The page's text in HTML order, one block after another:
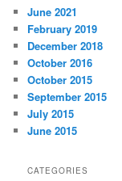
June 2021
February 2019
December 2018
October 2016
October 2015
September 2015
July 2015
June 2015
CATEGORIES